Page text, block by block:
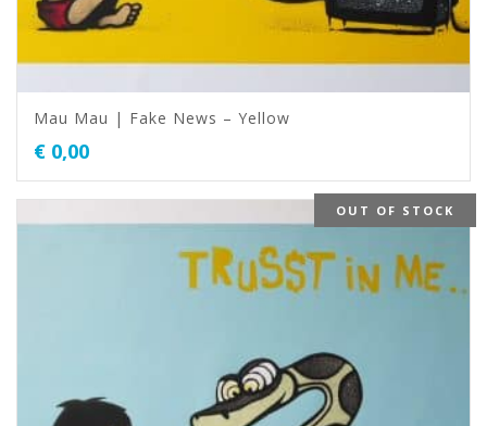
Mau Mau | Fake News – Yellow
€ 0,00
OUT OF STOCK